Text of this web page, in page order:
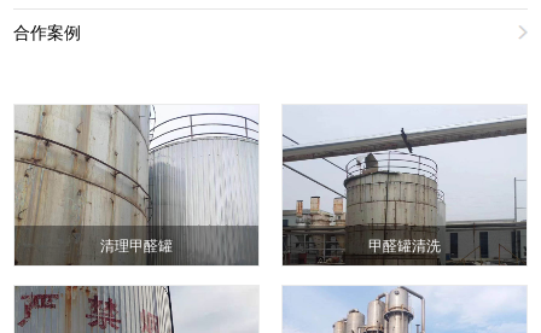
合作案例
清理甲醛罐 甲醛罐清洗